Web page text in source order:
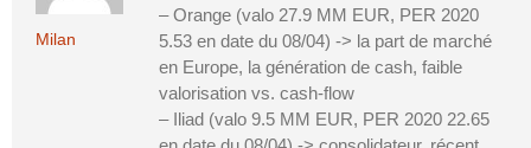
Milan
– Orange (valo 27.9 MM EUR, PER 2020
5.53 en date du 08/04) -> la part de marché
en Europe, la génération de cash, faible
valorisation vs. cash-flow
– Iliad (valo 9.5 MM EUR, PER 2020 22.65